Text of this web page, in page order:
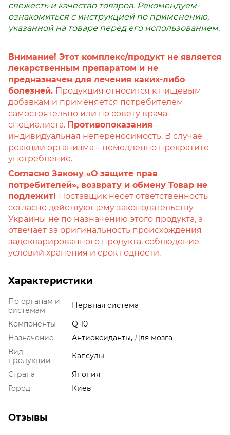
свежесть и качество товаров. Рекомендуем
ознакомиться с инструкцией по применению,
указанной на товаре перед его использованием.
Внимание! Этот комплекс/продукт не является
лекарственным препаратом и не
предназначен для лечения каких-либо
болезней. Продукция относится к пищевым
добавкам и применяется потребителем
самостоятельно или по совету врача-
специалиста. Противопоказания –
индивидуальная непереносимость. В случае
реакции организма – немедленно прекратите
употребление.
Согласно Закону «О защите прав
потребителей», возврату и обмену Товар не
подлежит! Поставщик несет ответственность
согласно действующему законодательству
Украины не по назначению этого продукта, а
отвечает за оригинальность происхождения
задекларированного продукта, соблюдение
условий хранения и срок годности.
Характеристики
По органам и
системам
Нервная система
Компоненты
Q-10
Назначение
Антиоксиданты, Для мозга
Вид
продукции
Капсулы
Страна
Япония
Город
Киев
Отзывы